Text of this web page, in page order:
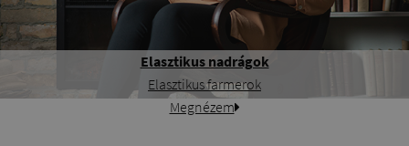
Elasztikus nadrágok
Elasztikus farmerok
Megnézem